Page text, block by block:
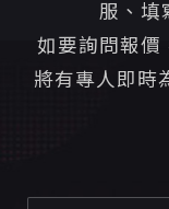
服、填
如要詢問報價
將有專人即時